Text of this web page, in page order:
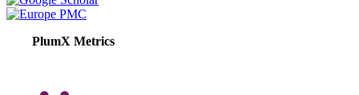
PlumX Metrics